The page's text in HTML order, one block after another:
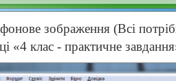
зображення (Всі
«4 клас - практичне